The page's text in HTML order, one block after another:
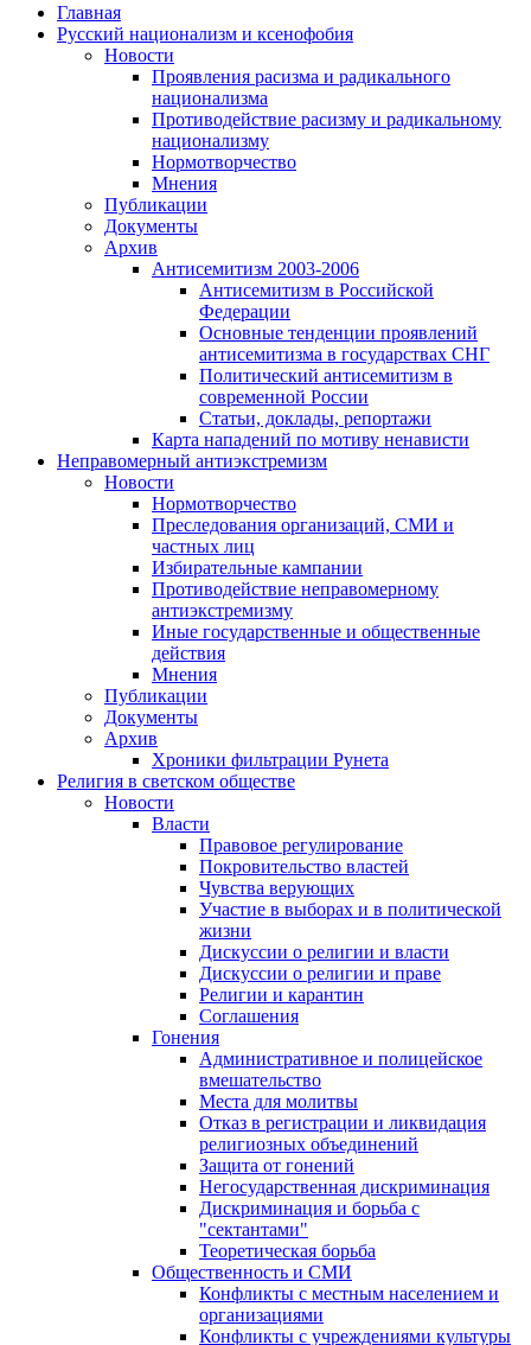
Главная
Русский национализм и ксенофобия
Новости
Проявления расизма и радикального
национализма
Противодействие расизму и радикальному
национализму
Нормотворчество
Мнения
Публикации
Документы
Архив
Антисемитизм 2003-2006
Антисемитизм в Российской
Федерации
Основные тенденции проявлений
антисемитизма в государствах СНГ
Политический антисемитизм в
современной России
Статьи, доклады, репортажи
Карта нападений по мотиву ненависти
Неправомерный антиэкстремизм
Новости
Нормотворчество
Преследования организаций, СМИ и
частных лиц
Избирательные кампании
Противодействие неправомерному
антиэкстремизму
Иные государственные и общественные
действия
Мнения
Публикации
Документы
Архив
Хроники фильтрации Рунета
Религия в светском обществе
Новости
Власти
Правовое регулирование
Покровительство властей
Чувства верующих
Участие в выборах и в политической
жизни
Дискуссии о религии и власти
Дискуссии о религии и праве
Религии и карантин
Соглашения
Гонения
Административное и полицейское
вмешательство
Места для молитвы
Отказ в регистрации и ликвидация
религиозных объединений
Защита от гонений
Негосударственная дискриминация
Дискриминация и борьба с
"сектантами"
Теоретическая борьба
Общественность и СМИ
Конфликты с местным населением и
организациями
Конфликты с учреждениями культуры